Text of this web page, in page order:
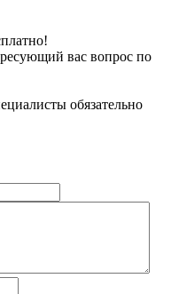
вас вопрос по
обязательно